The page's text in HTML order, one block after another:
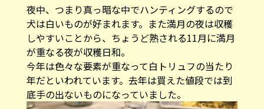
夜中、つまり真っ暗な中でハンティングするので
犬は白いものが好まれます。また満月の夜は収穫
しやすいことから、ちょうど熟される11月に満月
が重なる夜が収穫日和。
今年は色々な要素が重なって白トリュフの当たり
年だといわれています。去年は買えた値段では到
底手の出ないものになっていました。